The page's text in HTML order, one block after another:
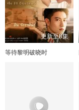
更新至8集
等待黎明破晓时